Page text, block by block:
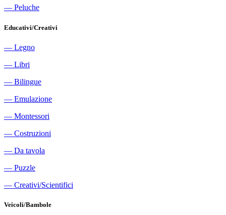
― Peluche
Educativi/Creativi
― Legno
― Libri
― Bilingue
― Emulazione
― Montessori
― Costruzioni
― Da tavola
― Puzzle
― Creativi/Scientifici
Veicoli/Bambole